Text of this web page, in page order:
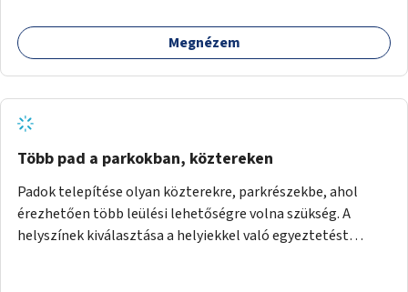
(pl. ivókút, telefontöltés).
Megnézem
Több pad a parkokban, köztereken
Padok telepítése olyan közterekre, parkrészekbe, ahol
érezhetően több leülési lehetőségre volna szükség. A
helyszínek kiválasztása a helyiekkel való egyeztetést